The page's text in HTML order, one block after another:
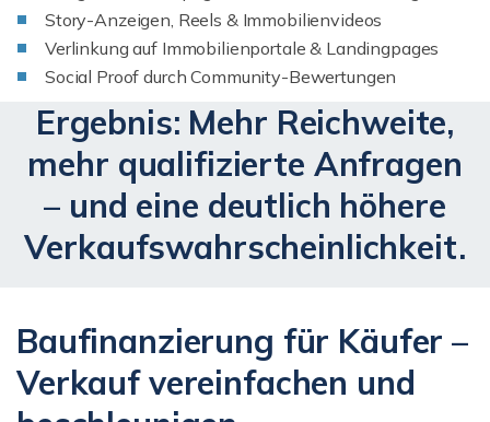
Story-Anzeigen, Reels & Immobilienvideos
Verlinkung auf Immobilienportale & Landingpages
Social Proof durch Community-Bewertungen
Ergebnis: Mehr Reichweite,
mehr qualifizierte Anfragen
– und eine deutlich höhere
Verkaufswahrscheinlichkeit.
Baufinanzierung für Käufer –
Verkauf vereinfachen und